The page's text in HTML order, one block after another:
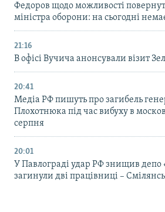
Федоров щодо можливості
міністра оборони: на сьогодні
21:16
В офісі Вучича анонсували візит
20:41
Медіа РФ пишуть про загибель
Плохотнюка під час вибуху в
серпня
20:01
У Павлограді удар РФ знищив
загинули дві працівниці –